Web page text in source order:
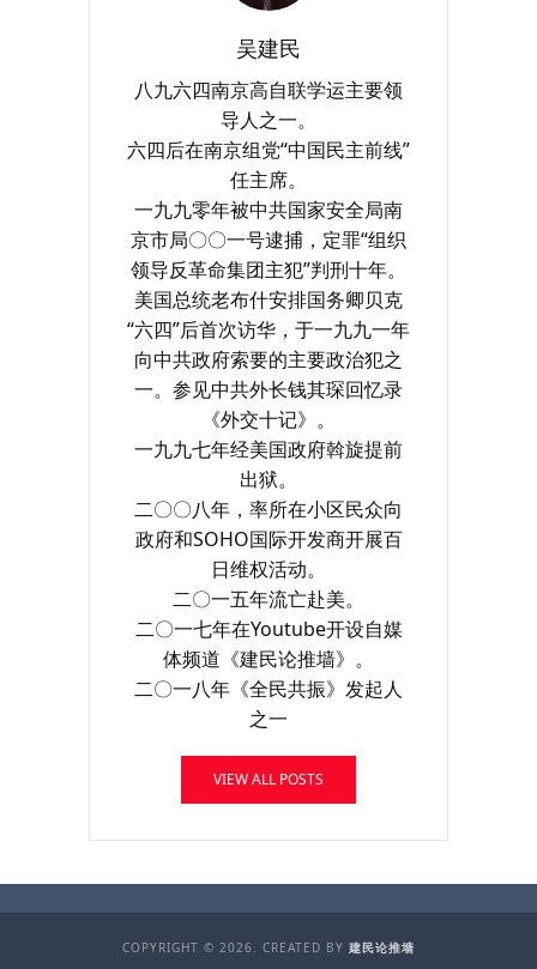
吴建民
八九六四南京高自联学运主要领
导人之一。
六四后在南京组党“中国民主前线”
任主席。
一九九零年被中共国家安全局南
京市局〇〇一号逮捕，定罪“组织
领导反革命集团主犯”判刑十年。
美国总统老布什安排国务卿贝克
“六四”后首次访华，于一九九一年
向中共政府索要的主要政治犯之
一。参见中共外长钱其琛回忆录
《外交十记》。
一九九七年经美国政府斡旋提前
出狱。
二〇〇八年，率所在小区民众向
政府和SOHO国际开发商开展百
日维权活动。
二〇一五年流亡赴美。
二〇一七年在Youtube开设自媒
体频道《建民论推墙》。
二〇一八年《全民共振》发起人
之一
VIEW ALL POSTS
COPYRIGHT © 2026. CREATED BY 建民论推墙